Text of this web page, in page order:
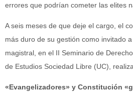
errores que podrían cometer las elites
A seis meses de que deje el cargo, el
más duro de su gestión como invitado
magistral, en el II Seminario de
de Estudios Sociedad Libre (UC),
«Evangelizadores» y Constitución